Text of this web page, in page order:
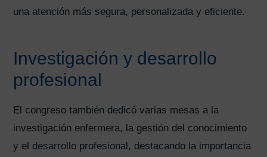
una atención más segura, personalizada y eficiente.
Investigación y desarrollo
profesional
El congreso también dedicó varias mesas a la
investigación enfermera, la gestión del conocimiento
y el desarrollo profesional, destacando la importancia